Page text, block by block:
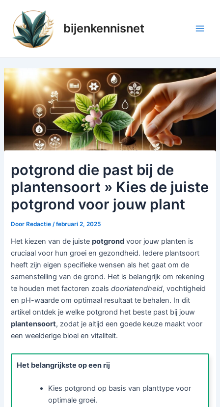
inhoud
bijenkennisnet
potgrond die past bij de
plantensoort » Kies de juiste
potgrond voor jouw plant
DoorRedactie/februari 2, 2025
Het kiezen van de juistepotgrond voor jouw planten is
cruciaal voor hun groei en gezondheid. Iedere plantsoort
heeft zijn eigen specifieke wensen als het gaat om de
samenstelling van de grond. Het is belangrijk om rekening
te houden met factoren zoalsdoorlatendheid, vochtigheid
en pH-waarde om optimaal resultaat te behalen. In dit
artikel ontdek je welke potgrond het beste past bij jouw
plantensoort, zodat je altijd een goede keuze maakt voor
een weelderige bloei en vitaliteit.
Het belangrijkste op een rij
Kies potgrond op basis van planttype voor
optimale groei.